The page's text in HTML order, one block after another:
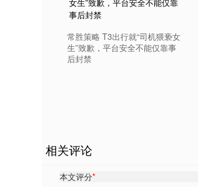
常胜策略 T3出行就“司机猥亵女
生”致歉，平台安全不能仅靠事
后封禁
相关评论
本文评分*